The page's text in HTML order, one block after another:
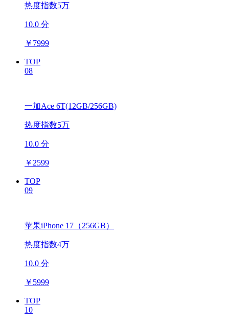
热度指数5万
10.0 分
￥ 7999
TOP
08
一加Ace 6T(12GB/256GB)
热度指数5万
10.0 分
￥ 2599
TOP
09
苹果iPhone 17（256GB）
热度指数4万
10.0 分
￥ 5999
TOP
10